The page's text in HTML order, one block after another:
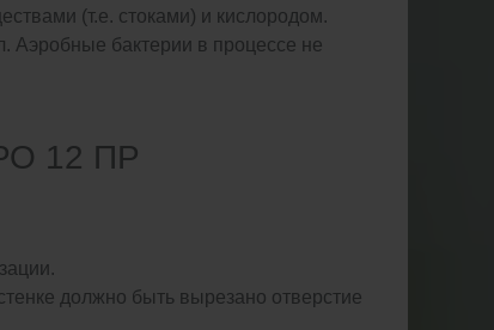
(т.е. стоками) и кислородом.
Аэробные бактерии в процессе не
12 ПР
должно быть вырезано отверстие